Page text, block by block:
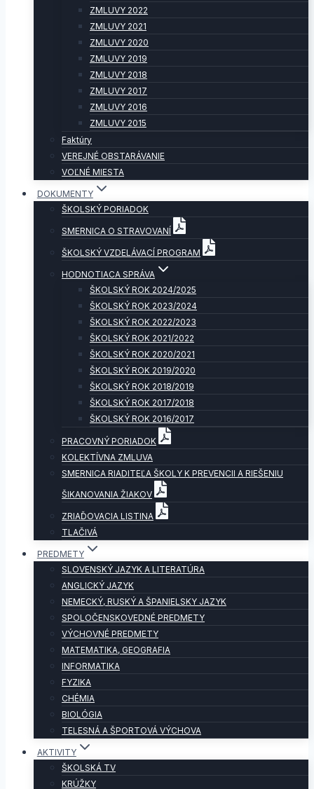
ZMLUVY 2022
ZMLUVY 2021
ZMLUVY 2020
ZMLUVY 2019
ZMLUVY 2018
ZMLUVY 2017
ZMLUVY 2016
ZMLUVY 2015
Faktúry
VEREJNÉ OBSTARÁVANIE
VOĽNÉ MIESTA
DOKUMENTY
ŠKOLSKÝ PORIADOK
SMERNICA O STRAVOVANÍ
ŠKOLSKÝ VZDELÁVACÍ PROGRAM
HODNOTIACA SPRÁVA
ŠKOLSKÝ ROK 2024/2025
ŠKOLSKÝ ROK 2023/2024
ŠKOLSKÝ ROK 2022/2023
ŠKOLSKÝ ROK 2021/2022
ŠKOLSKÝ ROK 2020/2021
ŠKOLSKÝ ROK 2019/2020
ŠKOLSKÝ ROK 2018/2019
ŠKOLSKÝ ROK 2017/2018
ŠKOLSKÝ ROK 2016/2017
PRACOVNÝ PORIADOK
KOLEKTÍVNA ZMLUVA
SMERNICA RIADITEĽA ŠKOLY K PREVENCII A RIEŠENIU
ŠIKANOVANIA ŽIAKOV
ZRIAĎOVACIA LISTINA
TLAČIVÁ
PREDMETY
SLOVENSKÝ JAZYK A LITERATÚRA
ANGLICKÝ JAZYK
NEMECKÝ, RUSKÝ A ŠPANIELSKY JAZYK
SPOLOČENSKOVEDNÉ PREDMETY
VÝCHOVNÉ PREDMETY
MATEMATIKA, GEOGRAFIA
INFORMATIKA
FYZIKA
CHÉMIA
BIOLÓGIA
TELESNÁ A ŠPORTOVÁ VÝCHOVA
AKTIVITY
ŠKOLSKÁ TV
KRÚŽKY